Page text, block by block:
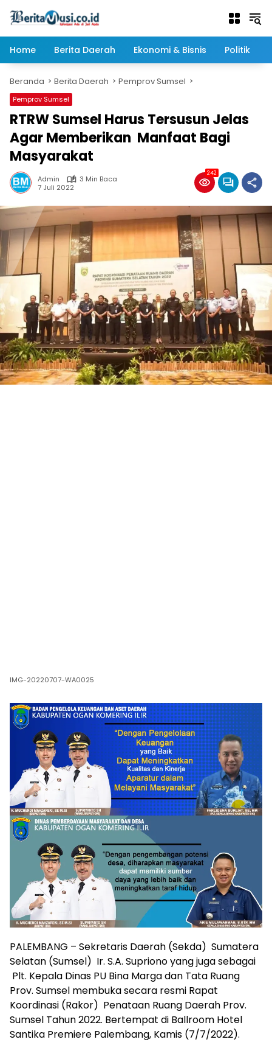
Home
Berita Daerah Ekonomi & Bisnis Politik
Beranda Berita Daerah Pemprov Sumsel
Pemprov Sumsel
RTRW Sumsel Harus Tersusun Jelas
Agar Memberikan Manfaat Bagi
Masyarakat
Admin
3 Min Baca
7 Juli 2022
242
IMG-20220707-WA0025
PALEMBANG – Sekretaris Daerah (Sekda) Sumatera
Selatan (Sumsel) Ir. S.A. Supriono yang juga sebagai
Plt. Kepala Dinas PU Bina Marga dan Tata Ruang
Prov. Sumsel membuka secara resmi Rapat
Koordinasi (Rakor) Penataan Ruang Daerah Prov.
Sumsel Tahun 2022. Bertempat di Ballroom Hotel
Santika Premiere Palembang, Kamis (7/7/2022).